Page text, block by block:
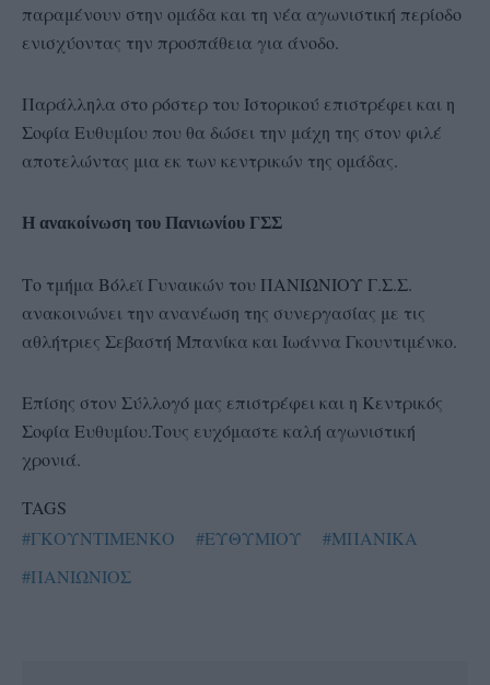
παραμένουν στην ομάδα και τη νέα αγωνιστική περίοδο
ενισχύοντας την προσπάθεια για άνοδο.
Παράλληλα στο ρόστερ του Ιστορικού επιστρέφει και η
Σοφία Ευθυμίου που θα δώσει την μάχη της στον φιλέ
αποτελώντας μια εκ των κεντρικών της ομάδας.
Η ανακοίνωση του Πανιωνίου ΓΣΣ
Το τμήμα Βόλεϊ Γυναικών του ΠΑΝΙΩΝΙΟΥ Γ.Σ.Σ.
ανακοινώνει την ανανέωση της συνεργασίας με τις
αθλήτριες Σεβαστή Μπανίκα και Ιωάννα Γκουντιμένκο.
Επίσης στον Σύλλογό μας επιστρέφει και η Κεντρικός
Σοφία Ευθυμίου.Τους ευχόμαστε καλή αγωνιστική
χρονιά.
TAGS
#ΓΚΟΥΝΤΙΜΕΝΚΟ
#ΕΥΘΥΜΙΟΥ
#ΜΠΑΝΙΚΑ
#ΠΑΝΙΩΝΙΟΣ